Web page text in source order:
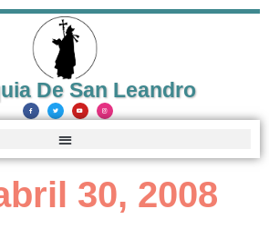
De San Leandro
30, 2008